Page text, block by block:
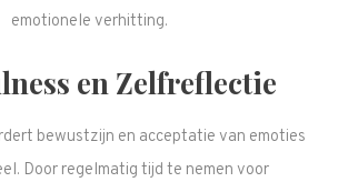
emotionele verhitting.
en Zelfreflectie
bewustzijn en acceptatie van emoties
Door regelmatig tijd te nemen voor